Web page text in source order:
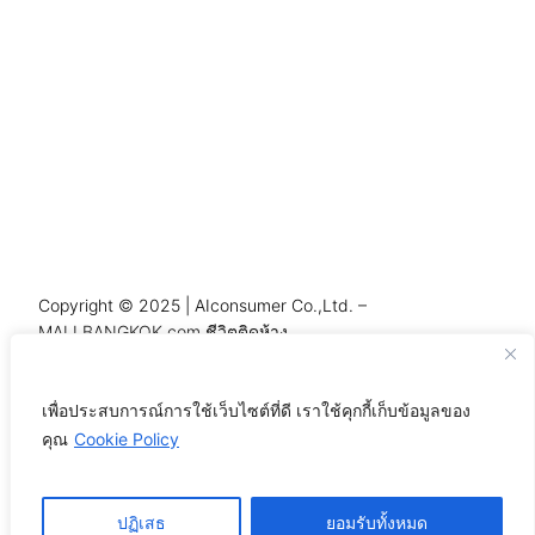
เพื่อประสบการณ์การใช้เว็บไซต์ที่ดี เราใช้คุกกี้เก็บข้อมูลของ
คุณ Cookie Policy
ปฏิเสธ ยอมรับทั้งหมด
Copyright © 2025 | AIconsumer Co.,Ltd. –
MALLBANGKOK.com ชีวิตติดห้าง